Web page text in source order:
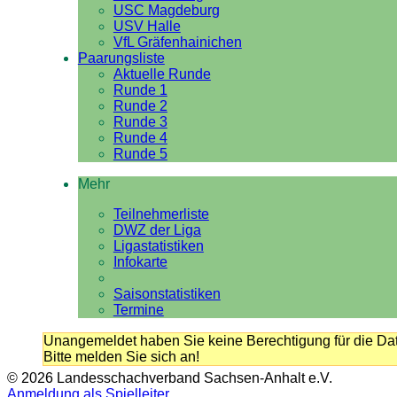
USC Magdeburg
USV Halle
VfL Gräfenhainichen
Paarungsliste
Aktuelle Runde
Runde 1
Runde 2
Runde 3
Runde 4
Runde 5
Mehr
Teilnehmerliste
DWZ der Liga
Ligastatistiken
Infokarte
Saisonstatistiken
Termine
Unangemeldet haben Sie keine Berechtigung für die
Bitte melden Sie sich an!
© 2026 Landesschachverband Sachsen-Anhalt e.V.
Anmeldung als Spielleiter